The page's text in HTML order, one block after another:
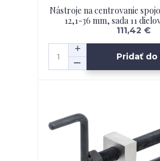
Nástroje na centrovanie
12,1-36 mm, sada 11
111,42 €
Pridať do